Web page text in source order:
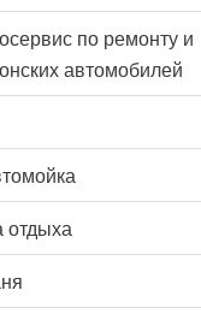
по ремонту и
автомобилей
отдыха